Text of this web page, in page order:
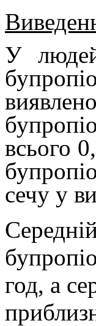
У
всього
сечу у
год, а